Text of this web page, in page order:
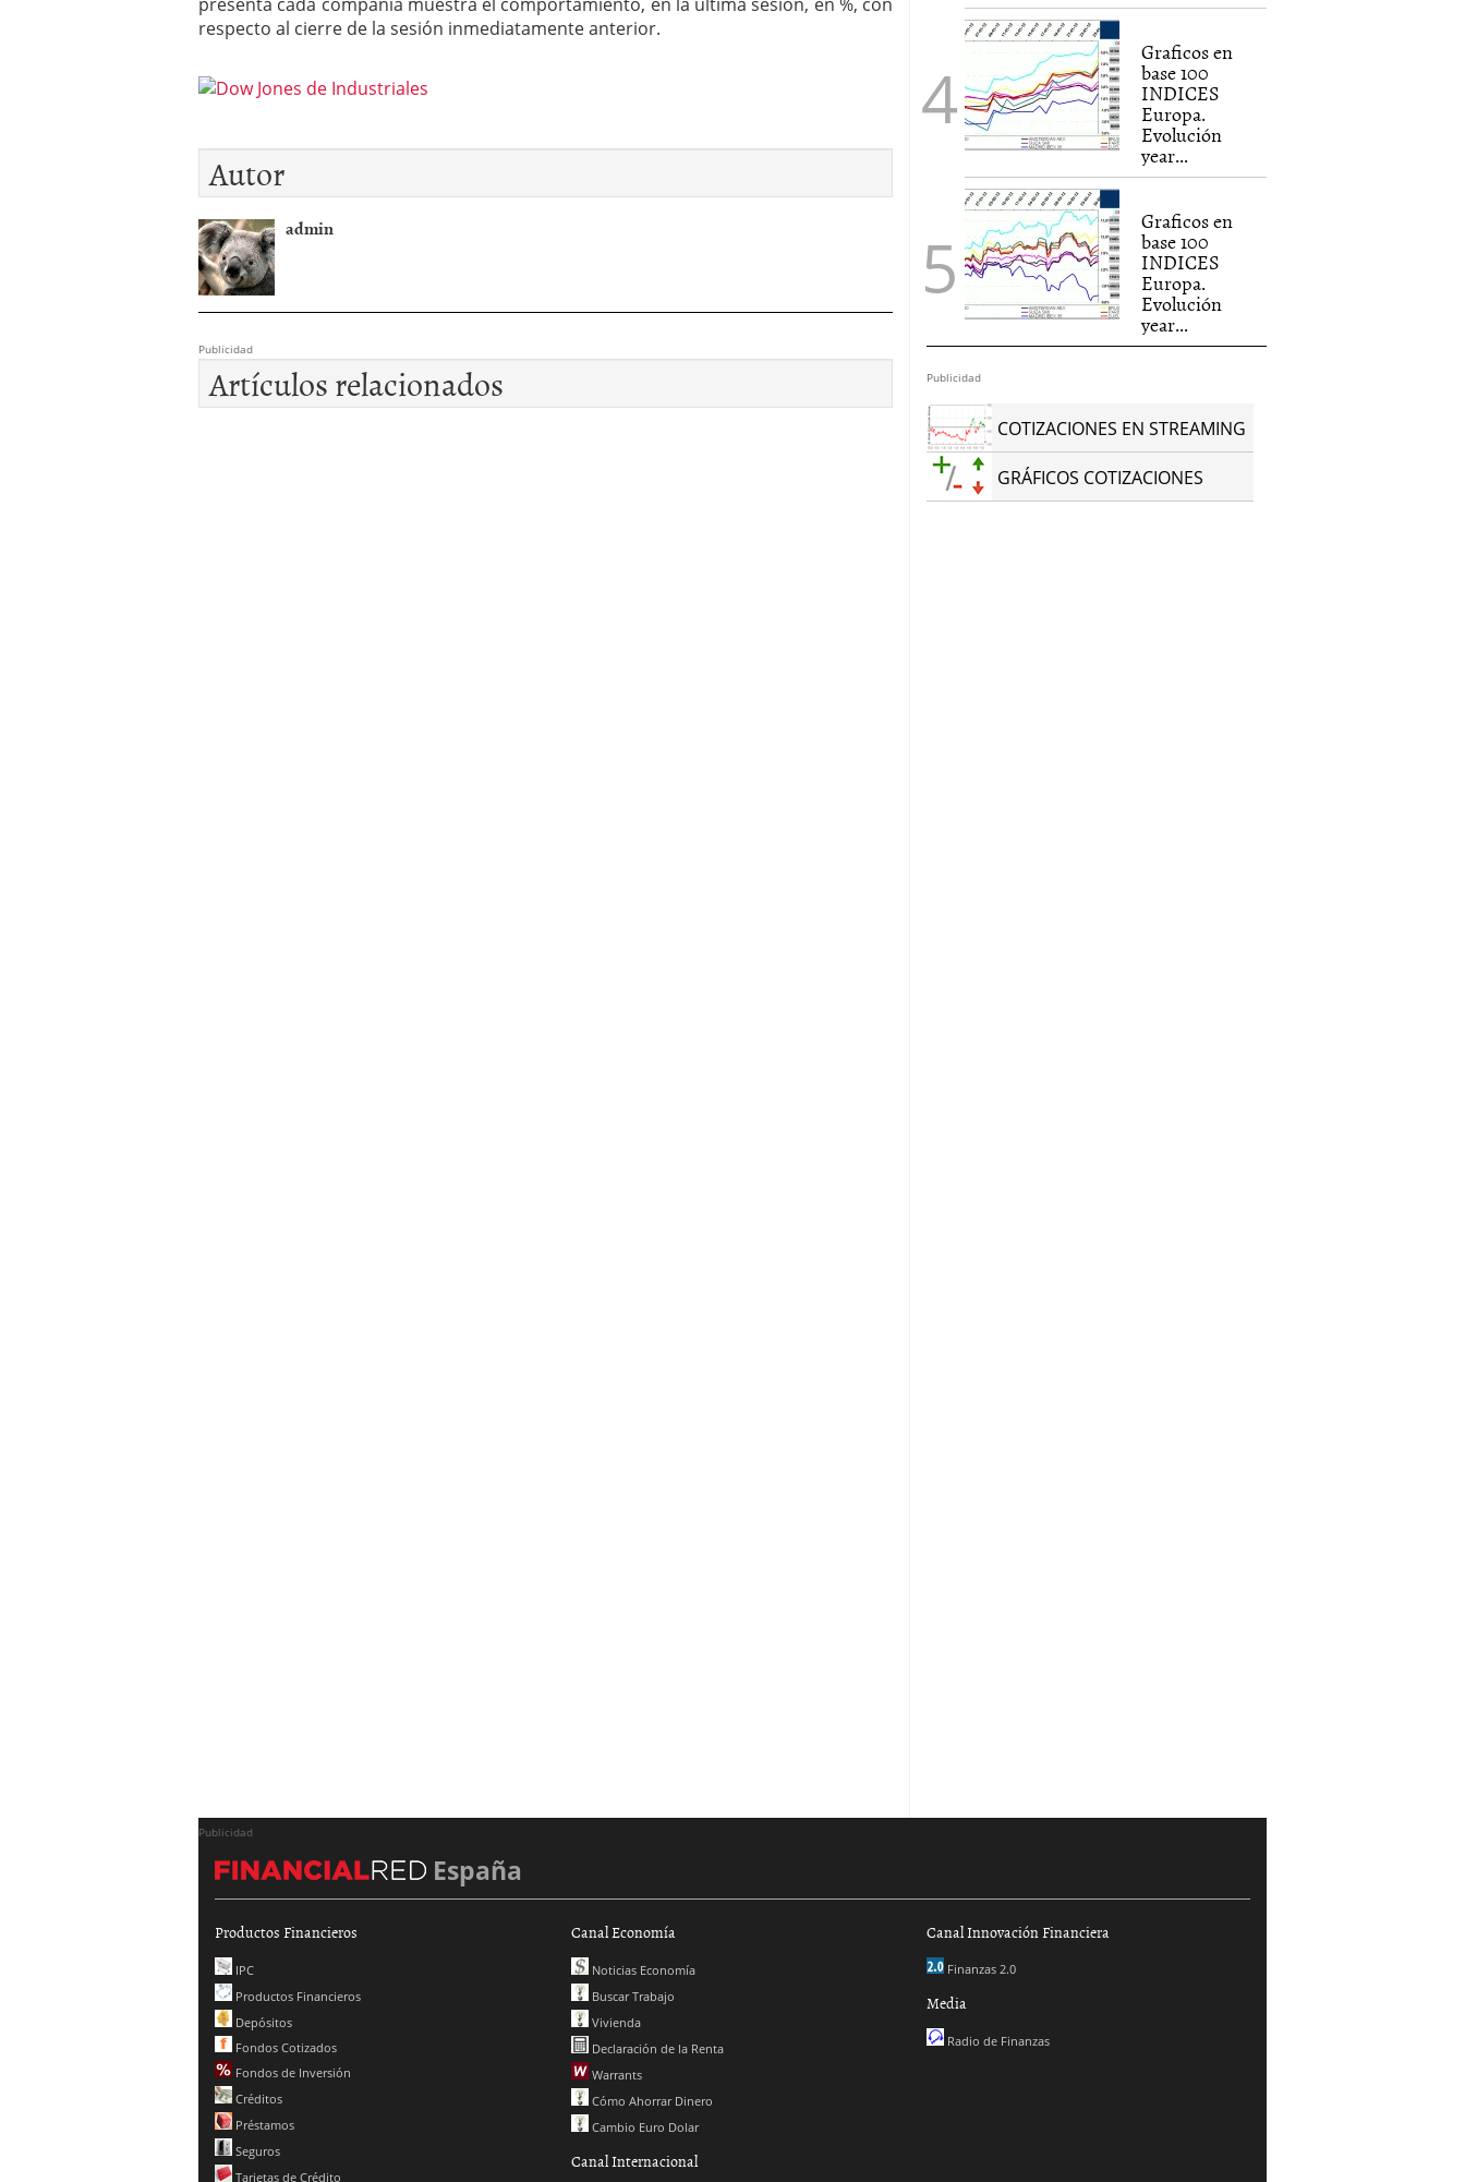
respecto al cierre de la sesión inmediatamente anterior.
Autor
admin
Publicidad
Artículos relacionados
Graficos en
base 100
INDICES
Europa.
Evolución
year...
Graficos en
base 100
INDICES
Europa.
Evolución
year...
Publicidad
COTIZACIONES EN STREAMING
GRÁFICOS COTIZACIONES
Publicidad
España
Productos Financieros
IPC
Productos Financieros
Depósitos
Fondos Cotizados
Fondos de Inversión
Créditos
Préstamos
Seguros
Tarjetas de Crédito
Canal Economía
Noticias Economía
Buscar Trabajo
Vivienda
Declaración de la Renta
Warrants
Cómo Ahorrar Dinero
Cambio Euro Dolar
Canal Internacional
Canal Innovación Financiera
Finanzas 2.0
Media
Radio de Finanzas